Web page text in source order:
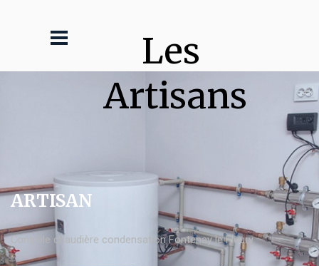
Les
Artisans
ARTISAN
Contrôle chaudière condensation Fontenay le Fleury